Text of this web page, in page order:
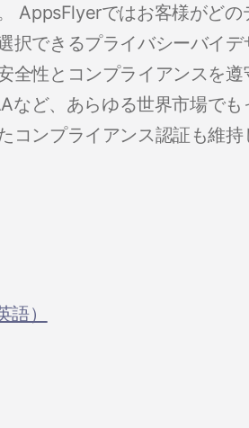
AppsFlyerではお客様がどの
択できるプライバシーバイ
全性とコンプライアンスを
など、あらゆる世界市場で
コンプライアンス認証も維持
語）